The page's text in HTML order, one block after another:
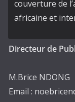
couverture de
africaine et
Directeur de
M.Brice NDONG
Email :